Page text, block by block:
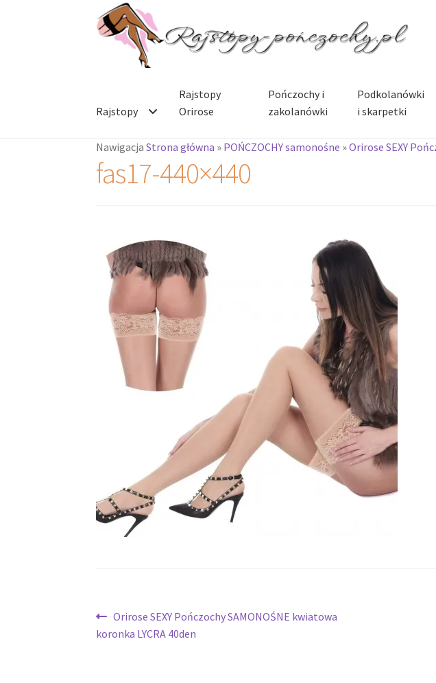
Przejdź
do
nawigacji
Przejdź
do
treści
Rajstopy
Rajstopy
Orirose
Pończochy i
zakolanówki
Podkolanówki
i skarpetki
NawigacjaStrona główna » POŃCZOCHY samonośne »Orirose SEXY
fas17-440×440
Nawigacja
wpisu
Poprzedni
wpis:
Orirose SEXY Pończochy SAMONOŚNE kwiatowa
koronka LYCRA 40den